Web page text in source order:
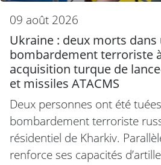
09 août 2026
Ukraine : deux morts dans
bombardement terroriste
acquisition turque de
et missiles ATACMS
Deux personnes ont été
bombardement terroriste
résidentiel de Kharkiv.
renforce ses capacités